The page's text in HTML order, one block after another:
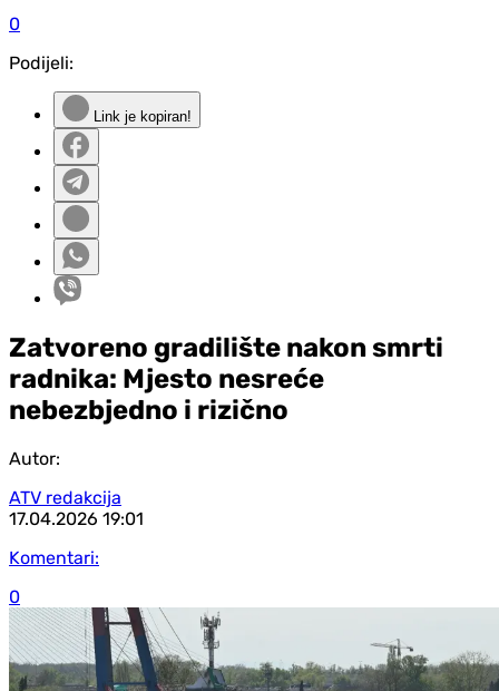
0
Podijeli:
Link je kopiran!
Zatvoreno gradilište nakon smrti
radnika: Mjesto nesreće
nebezbjedno i rizično
Autor:
ATV redakcija
17.04.2026 19:01
Komentari:
0